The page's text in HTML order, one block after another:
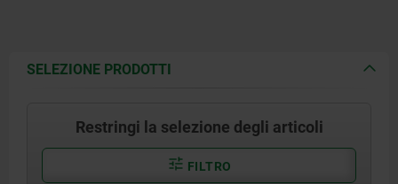
SELEZIONE PRODOTTI
Restringi la selezione degli articoli
FILTRO